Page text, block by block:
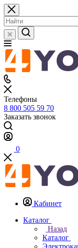
Телефоны
8 800 505 59 70
Заказать звонок
0
Кабинет
Каталог
Назад
Каталог